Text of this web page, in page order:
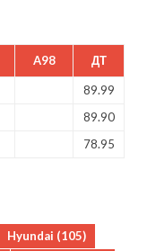
A98 ДТ
89.99
89.90
78.95
Hyundai (105)